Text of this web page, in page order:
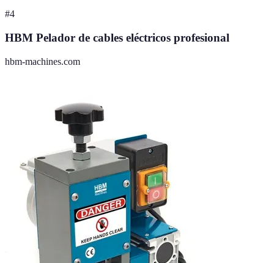
#4
HBM Pelador de cables eléctricos profesional
hbm-machines.com